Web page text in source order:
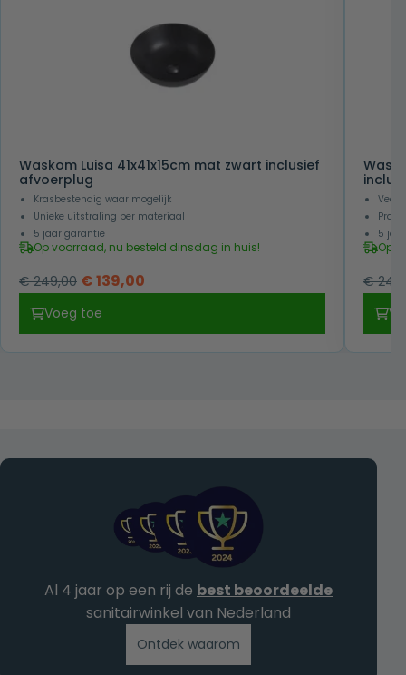
Waskom Luisa 41x41x15cm mat zwart inclusief
afvoerplug
Krasbestendig waar mogelijk
Unieke uitstraling per materiaal
5 jaar garantie
Op voorraad, nu besteld dinsdag in huis!
€249,00 Oorspronkelijke
€ 249,00.
€139,00
€ 139,00.
Voeg toe
Veel
5
Op
€
Al 4 jaar op een rij de best beoordeelde
sanitairwinkel van Nederland
Ontdek waarom